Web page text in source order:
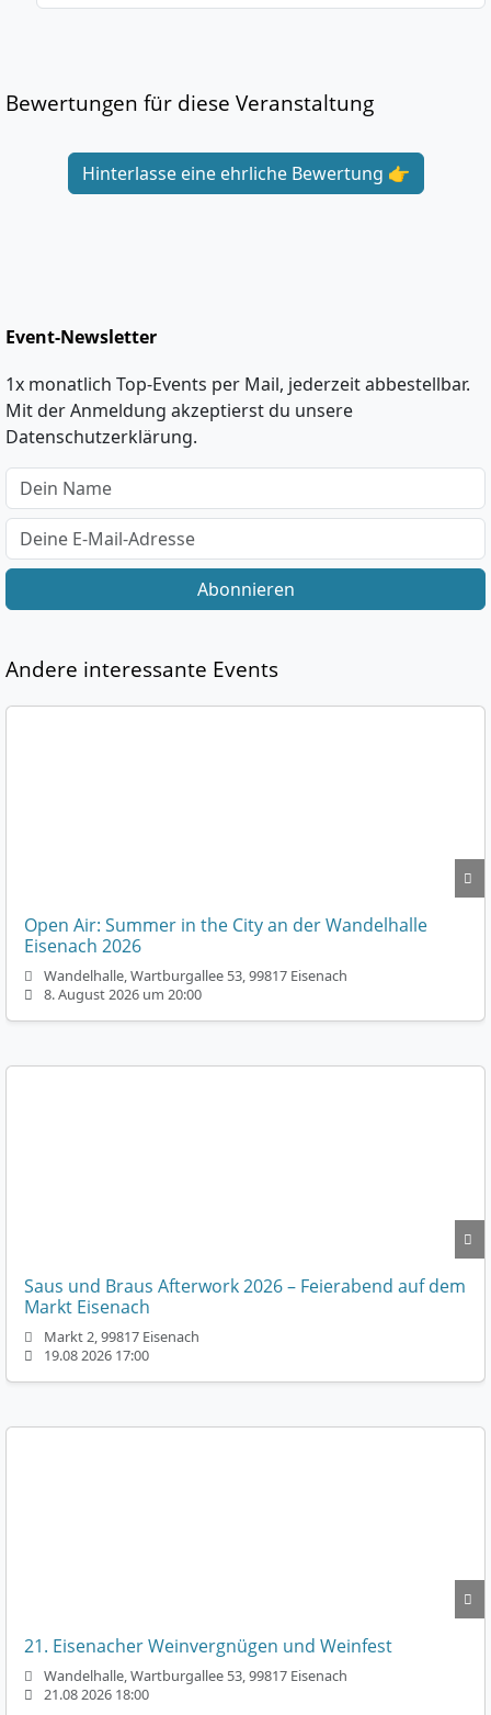
Bewertungen für diese Veranstaltung
Hinterlasse eine ehrliche Bewertung 👉
Event-Newsletter
1x monatlich Top-Events per Mail, jederzeit abbestellbar.
Mit der Anmeldung akzeptierst du unsere
Datenschutzerklärung.
Abonnieren
Andere interessante Events
Open Air: Summer in the City an der Wandelhalle
Eisenach 2026
Wandelhalle, Wartburgallee 53, 99817 Eisenach
8. August 2026 um 20:00
Saus und Braus Afterwork 2026 – Feierabend auf dem
Markt Eisenach
Markt 2, 99817 Eisenach
19.08 2026 17:00
21. Eisenacher Weinvergnügen und Weinfest
Wandelhalle, Wartburgallee 53, 99817 Eisenach
21.08 2026 18:00